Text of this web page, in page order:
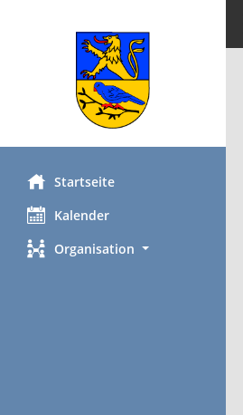
Startseite
Kalender
Organisation